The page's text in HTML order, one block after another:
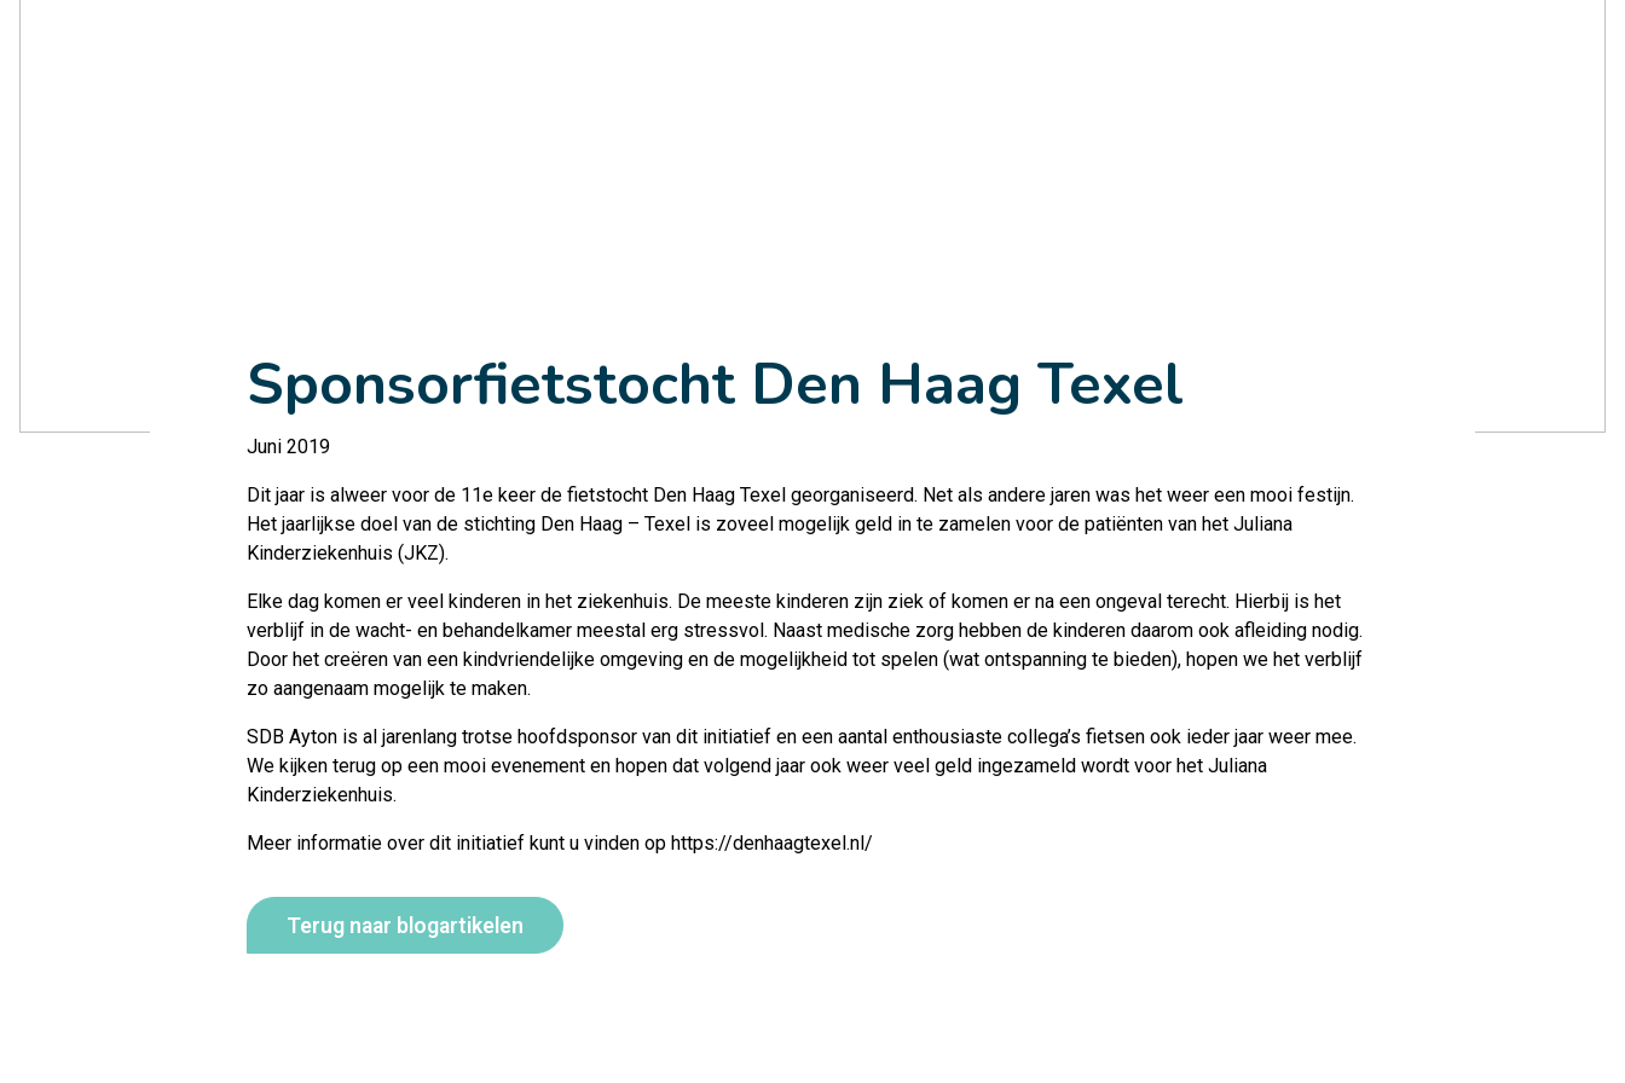
Sponsorfietstocht Den Haag Texel
Juni 2019
Dit jaar is alweer voor de 11e keer de fietstocht Den Haag Texel georganiseerd. Net als andere jaren was het weer een mooi festijn.
Het jaarlijkse doel van de stichting Den Haag – Texel is zoveel mogelijk geld in te zamelen voor de patiënten van het Juliana
Kinderziekenhuis (JKZ).
Elke dag komen er veel kinderen in het ziekenhuis. De meeste kinderen zijn ziek of komen er na een ongeval terecht. Hierbij is het
verblijf in de wacht- en behandelkamer meestal erg stressvol. Naast medische zorg hebben de kinderen daarom ook afleiding nodig.
Door het creëren van een kindvriendelijke omgeving en de mogelijkheid tot spelen (wat ontspanning te bieden), hopen we het verblijf
zo aangenaam mogelijk te maken.
SDB Ayton is al jarenlang trotse hoofdsponsor van dit initiatief en een aantal enthousiaste collega’s fietsen ook ieder jaar weer mee.
We kijken terug op een mooi evenement en hopen dat volgend jaar ook weer veel geld ingezameld wordt voor het Juliana
Kinderziekenhuis.
Meer informatie over dit initiatief kunt u vinden op https://denhaagtexel.nl/
Terug naar blogartikelen